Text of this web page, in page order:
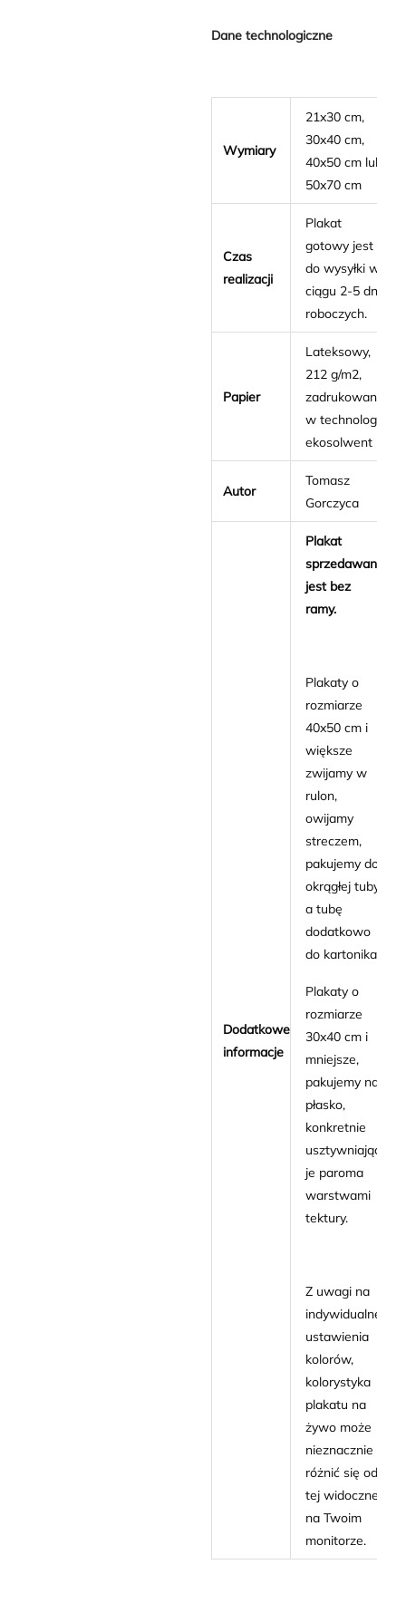
Dane technologiczne
Wymiary
21x30 cm,
30x40 cm,
40x50 cm lub
50x70 cm
Czas
realizacji
Plakat
gotowy jest
do wysyłki w
ciągu 2-5 dni
roboczych.
Papier
Lateksowy,
212 g/m2,
zadrukowany
w technologii
ekosolwent
Autor
Tomasz
Gorczyca
Dodatkowe
informacje
Plakat
sprzedawany
jest bez
ramy.
Plakaty o
rozmiarze
40x50 cm i
większe
zwijamy w
rulon,
owijamy
streczem,
pakujemy do
okrągłej tuby
a tubę
dodatkowo
do kartonika.
Plakaty o
rozmiarze
30x40 cm i
mniejsze,
pakujemy na
płasko,
konkretnie
usztywniając
je paroma
warstwami
tektury.
Z uwagi na
indywidualne
ustawienia
kolorów,
kolorystyka
plakatu na
żywo może
nieznacznie
różnić się od
tej widocznej
na Twoim
monitorze.